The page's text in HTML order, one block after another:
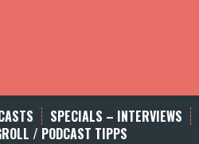
SPECIALS – INTERVIEWS
/ PODCAST TIPPS